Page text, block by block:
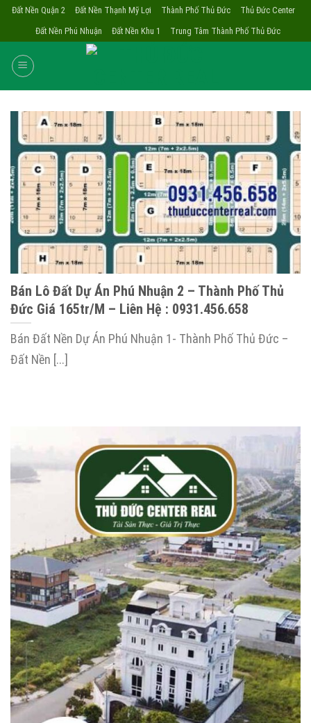
Skip
content
Đất Nền Quận 2 Đất Nền Thạnh Mỹ Lợi Thành Phố Thủ Đức
Thủ Đức Center
Đất Nền Phú Nhuận
Đất Nền Khu 1 Trung Tâm Thành Phố Thủ Đức
Bán Lô Đất Dự Án Phú Nhuận 2 – Thành Phố Thủ
Đức Giá 165tr/m – Liên Hệ : 0931.456.658
Bán Đất Nền Dự Án Phú Nhuận 1- Thành Phố Thủ Đức –
Đất Nền [...]